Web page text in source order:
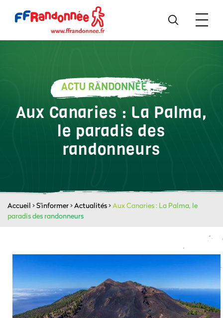
ACTU RANDONNÉE
Aux Canaries : La Palma,
le paradis des
randonneurs
Accueil >S'informer>Actualités>Aux Canaries : La Palma, le
paradis des randonneurs